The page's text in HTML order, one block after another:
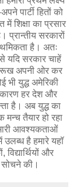
पार्टी हितों को
में शिक्षा का प्रसार
प्रान्‍तीय सरकारों
है। अतः
यदि सरकार चाहें
रूख अपनी ओर कर
युद्ध अमेरिकी
कारण हर देश और
है। अब युद्ध का
मन्‍च तैयार हो रहा
आवश्‍यकताओं
उलब्‍ध है हमारे यहॉ
और
सोचने की।